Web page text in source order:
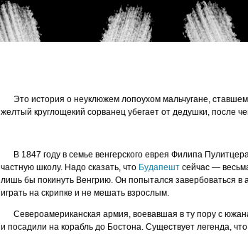
Это история о неуклюжем лопоухом мальчугане,
желтый круглощекий сорванец убегает от дедушки, после
В 1847 году в семье венгерского еврея Филипа
частную школу. Надо сказать, что Будапешт сейчас —
лишь бы покинуть Венгрию. Он попытался завербоваться
играть на скрипке и не мешать взрослым.
Североамериканская армия, воевавшая в ту пору с
и посадили на корабль до Бостона. Существует легенда,